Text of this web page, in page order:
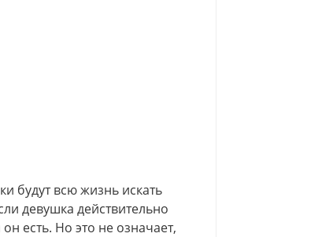
будут всю жизнь искать
девушка действительно
есть. Но это не означает,